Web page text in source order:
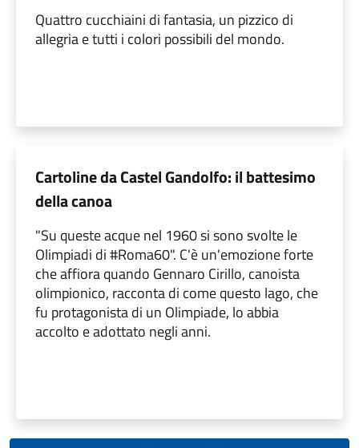
Quattro cucchiaini di fantasia, un pizzico di
allegria e tutti i colori possibili del mondo.
Cartoline da Castel Gandolfo: il battesimo
della canoa
"Su queste acque nel 1960 si sono svolte le
Olimpiadi di #Roma60". C'è un'emozione forte
che affiora quando Gennaro Cirillo, canoista
olimpionico, racconta di come questo lago, che
fu protagonista di un Olimpiade, lo abbia
accolto e adottato negli anni.